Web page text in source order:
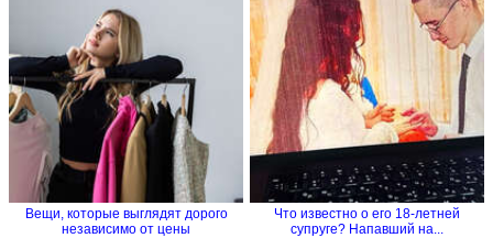
Вещи, которые выглядят дорого
независимо от цены
Что известно о его 18-летней
супруге? Напавший на...